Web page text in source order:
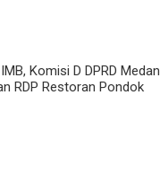
Komisi D DPRD Medan
RDP Restoran Pondok